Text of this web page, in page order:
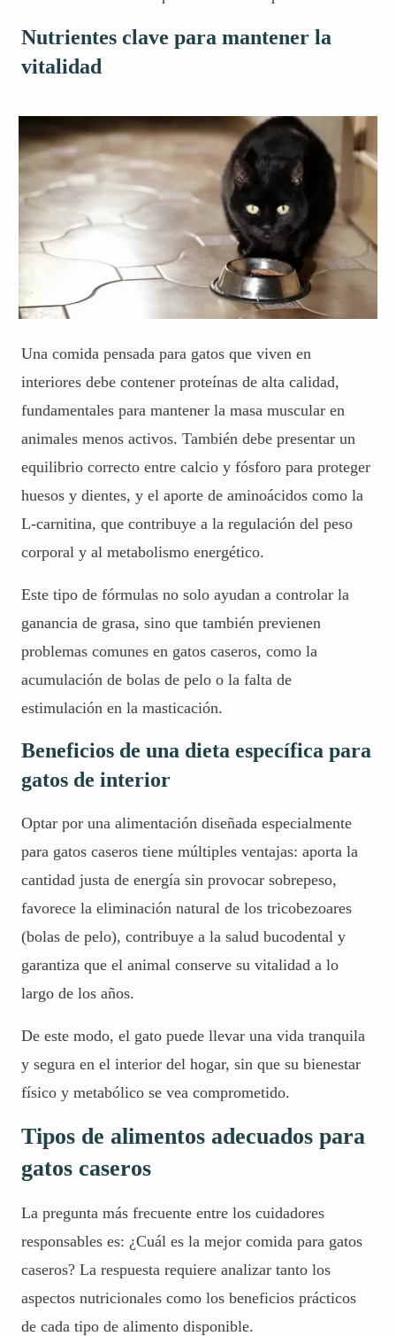
Nutrientes clave para mantener la
vitalidad
Una comida pensada para gatos que viven en
interiores debe contener proteínas de alta calidad,
fundamentales para mantener la masa muscular en
animales menos activos. También debe presentar un
equilibrio correcto entre calcio y fósforo para proteger
huesos y dientes, y el aporte de aminoácidos como la
L-carnitina, que contribuye a la regulación del peso
corporal y al metabolismo energético.
Este tipo de fórmulas no solo ayudan a controlar la
ganancia de grasa, sino que también previenen
problemas comunes en gatos caseros, como la
acumulación de bolas de pelo o la falta de
estimulación en la masticación.
Beneficios de una dieta específica para
gatos de interior
Optar por una alimentación diseñada especialmente
para gatos caseros tiene múltiples ventajas: aporta la
cantidad justa de energía sin provocar sobrepeso,
favorece la eliminación natural de los tricobezoares
(bolas de pelo), contribuye a la salud bucodental y
garantiza que el animal conserve su vitalidad a lo
largo de los años.
De este modo, el gato puede llevar una vida tranquila
y segura en el interior del hogar, sin que su bienestar
físico y metabólico se vea comprometido.
Tipos de alimentos adecuados para
gatos caseros
La pregunta más frecuente entre los cuidadores
responsables es: ¿Cuál es la mejor comida para gatos
caseros? La respuesta requiere analizar tanto los
aspectos nutricionales como los beneficios prácticos
de cada tipo de alimento disponible.